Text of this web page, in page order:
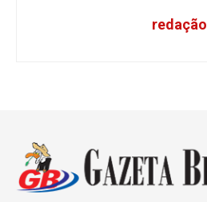
redação